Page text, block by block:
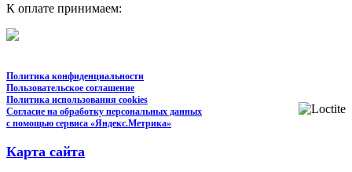
К оплате принимаем:
Политика конфиденциальности
Пользовательское соглашение
Политика использования cookies
Согласие на обработку персональных данных
с помощью сервиса «Яндекс.Метрика»
Карта сайта